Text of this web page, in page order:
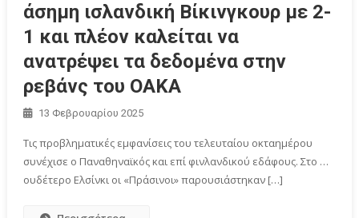
άσημη ισλανδική Βίκινγκουρ με 2-
1 και πλέον καλείται να
ανατρέψει τα δεδομένα στην
ρεβάνς του ΟΑΚΑ
13 Φεβρουαρίου 2025
Τις προβληματικές εμφανίσεις του τελευταίου οκταημέρου
συνέχισε ο Παναθηναϊκός και επί φινλανδικού εδάφους. Στο …
ουδέτερο Ελσίνκι οι «Πράσινοι» παρουσιάστηκαν […]